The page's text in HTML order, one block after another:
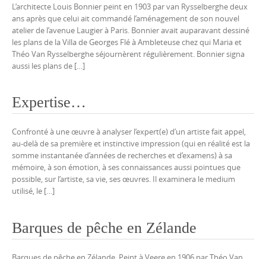
L’architecte Louis Bonnier peint en 1903 par van Rysselberghe deux
ans après que celui ait commandé l’aménagement de son nouvel
atelier de l’avenue Laugier à Paris. Bonnier avait auparavant dessiné
les plans de la Villa de Georges Flé à Ambleteuse chez qui Maria et
Théo Van Rysselberghe séjournèrent régulièrement. Bonnier signa
aussi les plans de […]
Expertise…
Confronté à une œuvre à analyser l’expert(e) d’un artiste fait appel,
au-delà de sa première et instinctive impression (qui en réalité est la
somme instantanée d’années de recherches et d’examens) à sa
mémoire, à son émotion, à ses connaissances aussi pointues que
possible, sur l’artiste, sa vie, ses œuvres. Il examinera le medium
utilisé, le […]
Barques de pêche en Zélande